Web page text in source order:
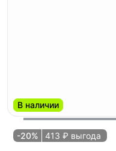
В наличии
-20% 413 ₽ выгода